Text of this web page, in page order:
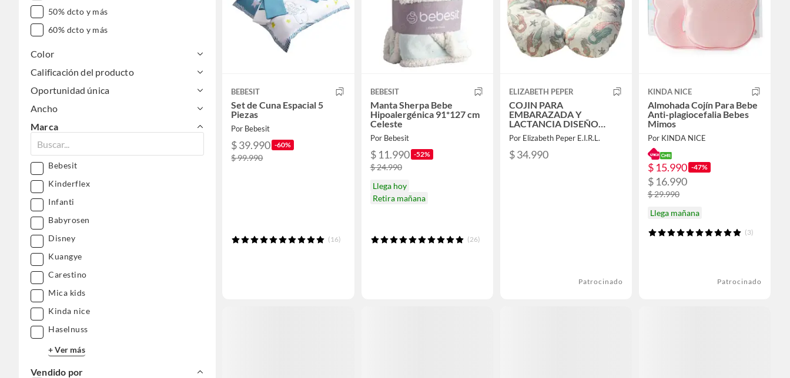
50% dcto y más
60% dcto y más
Color
Calificación del producto
Oportunidad única
Ancho
Marca
Bebesit
Kinderflex
Infanti
Babyrosen
Disney
Kuangye
Carestino
Mica kids
Kinda nice
Haselnuss
+ Ver más
Vendido por
BEBESIT
Set de Cuna Espacial 5
Piezas
Por Bebesit
$ 39.990 -60%
$ 99.990
(16)
BEBESIT
Manta Sherpa Bebe
Hipoalergénica 91*127 cm
Celeste
Por Bebesit
$ 11.990 -52%
$ 24.990
Llega hoy
Retira mañana
(26)
ELIZABETH PEPER
COJIN PARA
EMBARAZADA Y
LACTANCIA DISEÑO
BEIGE Y NARANJA
Por Elizabeth Peper E.I.R.L.
$ 34.990
Patrocinado
KINDA NICE
Almohada Cojín Para Bebe
Anti-plagiocefalia Bebes
Mimos
Por KINDA NICE
$ 15.990 -47%
$ 16.990
$ 29.990
Llega mañana
(3)
Patrocinado